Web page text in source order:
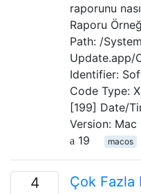
raporunu
Raporu
Path: /
Update.app/
Identifier:
Code Type:
[199] Date/
Version:
19
macos
4
Çok Fazla